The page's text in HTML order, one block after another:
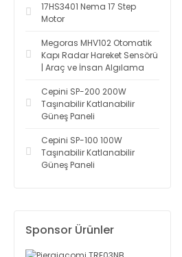
17HS3401 Nema 17 Step
Motor
Megoras MHV102 Otomatik
Kapı Radar Hareket Sensörü
| Araç ve İnsan Algılama
Cepini SP-200 200W
Taşınabilir Katlanabilir
Güneş Paneli
Cepini SP-100 100W
Taşınabilir Katlanabilir
Güneş Paneli
Sponsor Ürünler